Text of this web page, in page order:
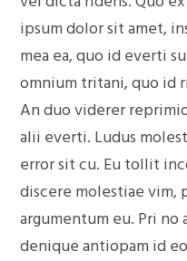
ipsum dolor sit amet,
mea ea, quo id everti
omnium tritani, quo id
An duo viderer
alii everti. Ludus
error sit cu. Eu tollit
discere molestiae vim,
argumentum eu. Pri
denique antiopam id